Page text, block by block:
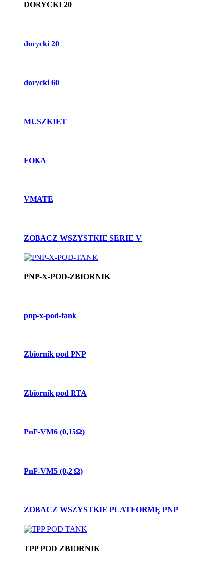
DORYCKI 20
dorycki 20
dorycki 60
MUSZKIET
FOKA
VMATE
ZOBACZ WSZYSTKIE SERIE V
PNP-X-POD-ZBIORNIK
pnp-x-pod-tank
Zbiornik pod PNP
Zbiornik pod RTA
PnP-VM6 (0,15Ω)
PnP-VM5 (0,2 Ω)
ZOBACZ WSZYSTKIE PLATFORMĘ PNP
TPP POD ZBIORNIK